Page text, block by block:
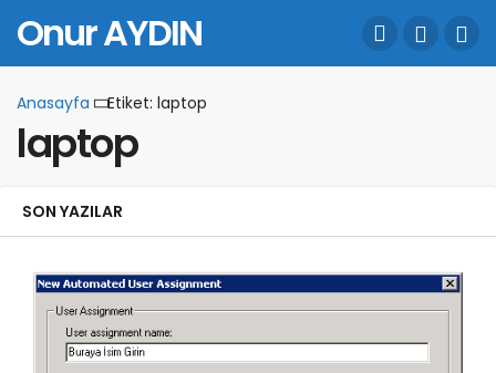
Onur AYDIN
Anasayfa Etiket: laptop
laptop
SON YAZILAR